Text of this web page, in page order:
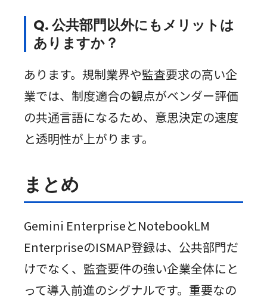
Q. 公共部門以外にもメリットは
ありますか？
あります。規制業界や監査要求の高い企
業では、制度適合の観点がベンダー評価
の共通言語になるため、意思決定の速度
と透明性が上がります。
まとめ
Gemini EnterpriseとNotebookLM
EnterpriseのISMAP登録は、公共部門だ
けでなく、監査要件の強い企業全体にと
って導入前進のシグナルです。重要なの